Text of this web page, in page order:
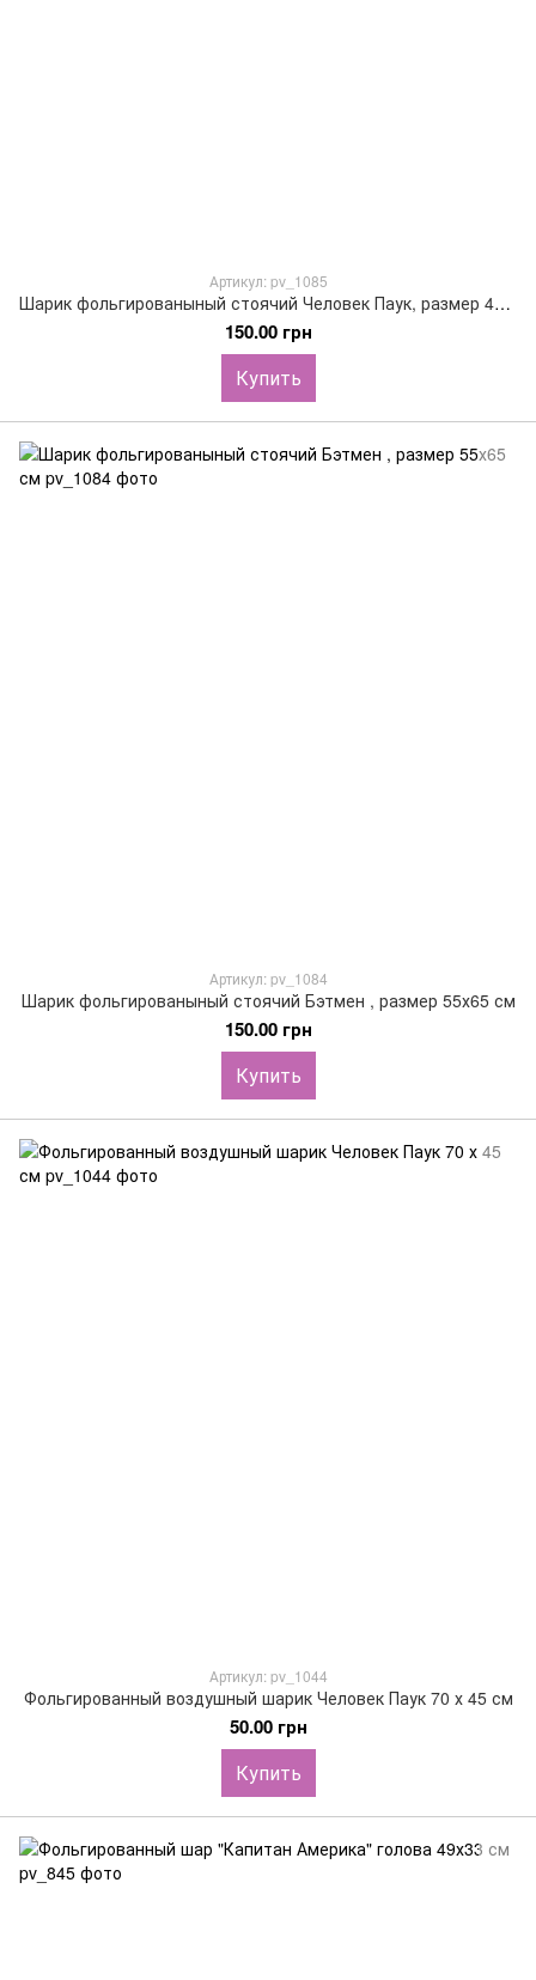
Артикул: pv_1085
Шарик фольгированыный стоячий Человек Паук, размер 42х65 см
150.00 грн
Купить
Артикул: pv_1084
Шарик фольгированыный стоячий Бэтмен , размер 55х65 см
150.00 грн
Купить
Артикул: pv_1044
Фольгированный воздушный шарик Человек Паук 70 х 45 см
50.00 грн
Купить